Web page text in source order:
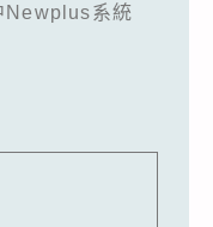
Newplus系統